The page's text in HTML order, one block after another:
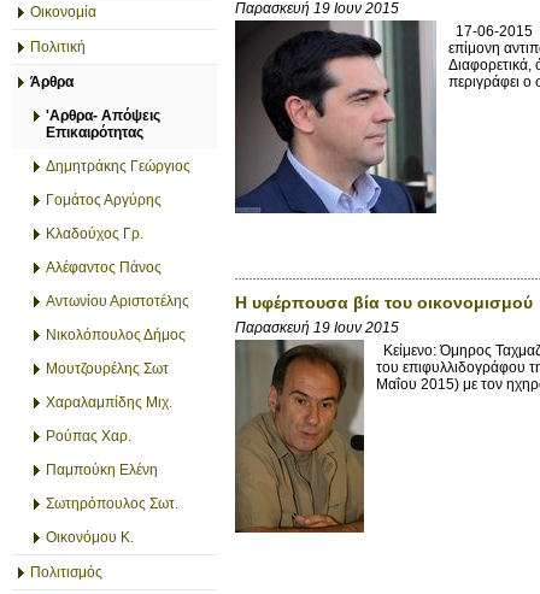
Οικονομία
Πολιτική
Άρθρα
'Αρθρα- Απόψεις
Επικαιρότητας
Δημητράκης Γεώργιος
Γομάτος Αργύρης
Κλαδούχος Γρ.
Αλέφαντος Πάνος
Αντωνίου Αριστοτέλης
Νικολόπουλος Δήμος
Μουτζουρέλης Σωτ
Χαραλαμπίδης Μιχ.
Ρούπας Χαρ.
Παμπούκη Ελένη
Σωτηρόπουλος Σωτ.
Οικονόμου Κ.
Πολιτισμός
Παρασκευή 19 Ιουν 2015
17-06-2015
επίμονη
Διαφορετικά,
περιγράφει
Η υφέρπουσα βία του οικονομισμού
Παρασκευή 19 Ιουν 2015
Κείμενο: Όμηρος
του επιφυλλιδογράφου
Μαΐου 2015) με τον